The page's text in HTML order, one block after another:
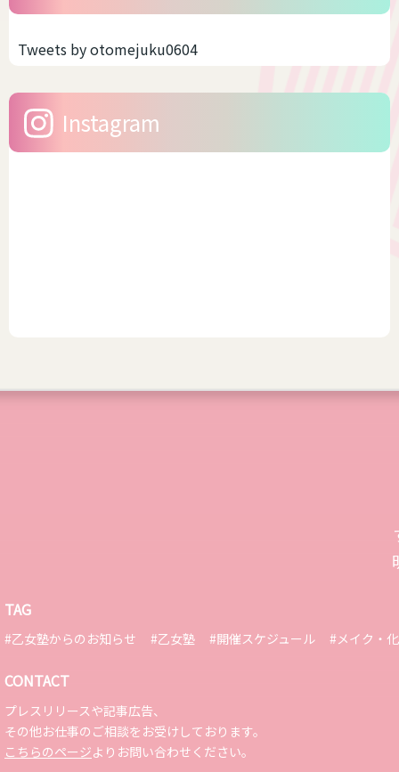
Tweets by otomejuku0604
Instagram
TAG
#乙女塾からのお知らせ #乙女塾 #開催スケジュール #メイク・
CONTACT
プレスリリースや記事広告、
その他お仕事のご相談をお受けしております。
こちらのページよりお問い合わせください。